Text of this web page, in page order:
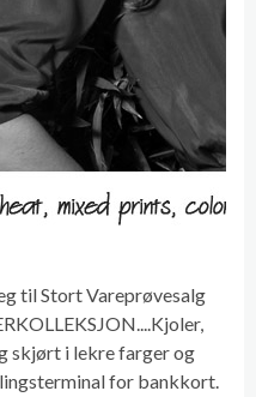
til Stort Vareprøvesalg
skjørt i lekre farger og
for bankkort.